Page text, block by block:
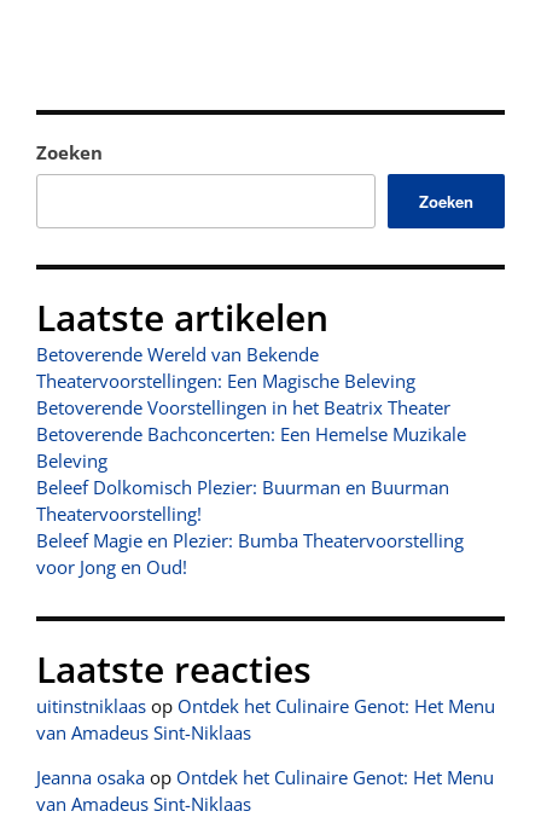
Zoeken
Zoeken
Laatste artikelen
Betoverende Wereld van Bekende
Theatervoorstellingen: Een Magische Beleving
Betoverende Voorstellingen in het Beatrix Theater
Betoverende Bachconcerten: Een Hemelse Muzikale
Beleving
Beleef Dolkomisch Plezier: Buurman en Buurman
Theatervoorstelling!
Beleef Magie en Plezier: Bumba Theatervoorstelling
voor Jong en Oud!
Laatste reacties
uitinstniklaas op Ontdek het Culinaire Genot: Het Menu
van Amadeus Sint-Niklaas
Jeanna osaka op Ontdek het Culinaire Genot: Het Menu
van Amadeus Sint-Niklaas